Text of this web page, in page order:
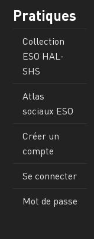
Pratiques
Collection
ESO HAL-
SHS
Atlas
sociaux ESO
Créer un
compte
Se connecter
Mot de passe